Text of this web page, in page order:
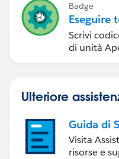
Badge
Eseguire
Scrivi
di unità
Ulteriore
Guida di
Visita
risorse e